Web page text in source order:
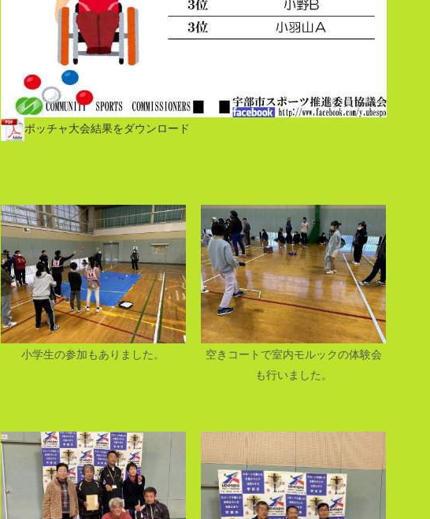
ボッチャ大会結果をダウンロード
小学生の参加もありました。
空きコートで室内モルックの体験会
も行いました。